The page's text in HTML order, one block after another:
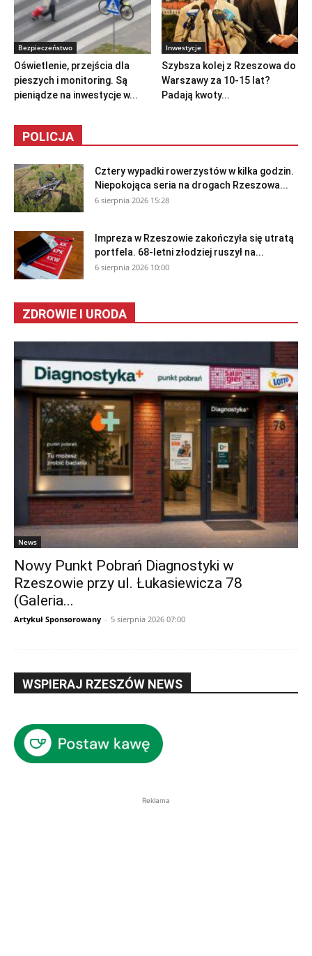
Bezpieczeństwo
Oświetlenie, przejścia dla
pieszych i monitoring. Są
pieniądze na inwestycje w...
Inwestycje
Szybsza kolej z Rzeszowa do
Warszawy za 10-15 lat?
Padają kwoty...
POLICJA
Cztery wypadki rowerzystów w kilka godzin.
Niepokojąca seria na drogach Rzeszowa...
6 sierpnia 2026 15:28
Impreza w Rzeszowie zakończyła się utratą
portfela. 68-letni złodziej ruszył na...
6 sierpnia 2026 10:00
ZDROWIE I URODA
News
Nowy Punkt Pobrań Diagnostyki w
Rzeszowie przy ul. Łukasiewicza 78
(Galeria...
Artykuł Sponsorowany - 5 sierpnia 2026 07:00
WSPIERAJ RZESZÓW NEWS
Reklama